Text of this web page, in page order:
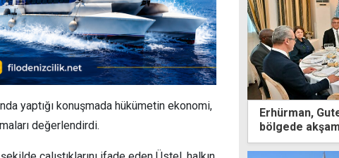
yaptığı konuşmada hükümetin ekonomi,
değerlendirdi.
Erhürman,
bölgede